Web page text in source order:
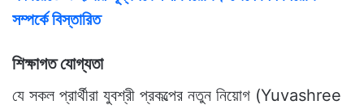
সম্পর্কে বিস্তারিত
শিক্ষাগত যোগ্যতা
যে সকল প্রার্থীরা যুবশ্রী প্রকল্পের নতুন নিয়োগ (Yuvashree